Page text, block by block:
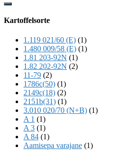
Show
Content
Kartoffelsorte
1.119 021/60 (E) (1)
1.480 009/58 (E) (1)
1.81 203-92N (1)
1.82 202-92N (2)
11-79 (2)
1786c(50) (1)
2149c(18) (2)
2151b(31) (1)
3.010 020/70 (N+B) (1)
A 1 (1)
A 3 (1)
A 84 (1)
Aamisepa varajane (1)